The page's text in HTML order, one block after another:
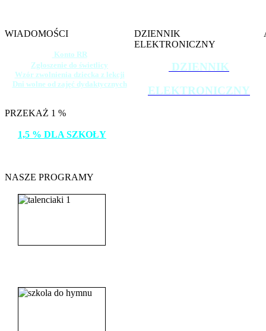
WIADOMOŚCI
Konto RR
Zgłoszenie do świetlicy
Wzór zwolnienia dziecka z lekcji
Dni wolne od zajęć dydaktycznych
DZIENNIK
ELEKTRONICZNY
DZIENNIK
ELEKTRONICZNY
PRZEKAŻ 1 %
1,5 % DLA SZKOŁY
NASZE PROGRAMY